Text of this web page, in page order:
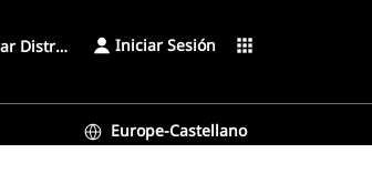
Distribuidor Iniciar Sesión apps
Europe-Castellano